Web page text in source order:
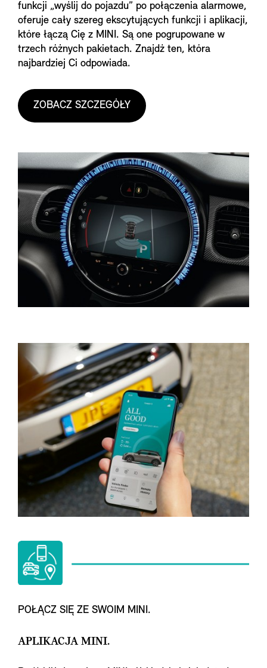
funkcji „wyślij do pojazdu” po połączenia alarmowe,
oferuje cały szereg ekscytujących funkcji i aplikacji,
które łączą Cię z MINI. Są one pogrupowane w
trzech różnych pakietach. Znajdź ten, która
najbardziej Ci odpowiada.
ZOBACZ SZCZEGÓŁY
POŁĄCZ SIĘ ZE SWOIM MINI.
APLIKACJA MINI.